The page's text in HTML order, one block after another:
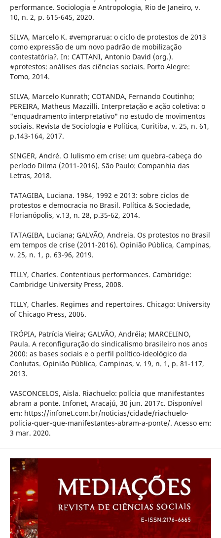
performance. Sociologia e Antropologia, Rio de Janeiro, v.
10, n. 2, p. 615-645, 2020.
SILVA, Marcelo K. #vemprarua: o ciclo de protestos de 2013
como expressão de um novo padrão de mobilização
contestatória?. In: CATTANI, Antonio David (org.).
#protestos: análises das ciências sociais. Porto Alegre:
Tomo, 2014.
SILVA, Marcelo Kunrath; COTANDA, Fernando Coutinho;
PEREIRA, Matheus Mazzilli. Interpretação e ação coletiva: o
"enquadramento interpretativo" no estudo de movimentos
sociais. Revista de Sociologia e Política, Curitiba, v. 25, n. 61,
p.143-164, 2017.
SINGER, André. O lulismo em crise: um quebra-cabeça do
período Dilma (2011-2016). São Paulo: Companhia das
Letras, 2018.
TATAGIBA, Luciana. 1984, 1992 e 2013: sobre ciclos de
protestos e democracia no Brasil. Política & Sociedade,
Florianópolis, v.13, n. 28, p.35-62, 2014.
TATAGIBA, Luciana; GALVÃO, Andreia. Os protestos no Brasil
em tempos de crise (2011-2016). Opinião Pública, Campinas,
v. 25, n. 1, p. 63-96, 2019.
TILLY, Charles. Contentious performances. Cambridge:
Cambridge University Press, 2008.
TILLY, Charles. Regimes and repertoires. Chicago: University
of Chicago Press, 2006.
TRÓPIA, Patrícia Vieira; GALVÃO, Andréia; MARCELINO,
Paula. A reconfiguração do sindicalismo brasileiro nos anos
2000: as bases sociais e o perfil político-ideológico da
Conlutas. Opinião Pública, Campinas, v. 19, n. 1, p. 81-117,
2013.
VASCONCELOS, Aisla. Riachuelo: polícia que manifestantes
abram a ponte. Infonet, Aracajú, 30 jun. 2017c. Disponível
em: https://infonet.com.br/noticias/cidade/riachuelo-
policia-quer-que-manifestantes-abram-a-ponte/. Acesso em:
3 mar. 2020.